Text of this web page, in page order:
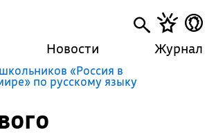
Новости Журнал
«Россия в
по русскому языку